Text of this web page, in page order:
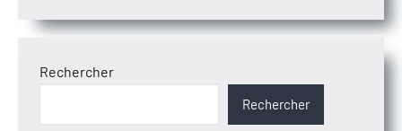
Rechercher
Rechercher